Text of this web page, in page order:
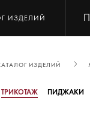
ИЗДЕЛИЙ
ИЗДЕЛИЙ
ТРИКОТАЖ ПИДЖАКИ